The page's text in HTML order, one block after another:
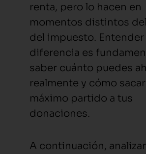
renta, pero lo hacen en
momentos distintos
del impuesto. Entender
diferencia es
saber cuánto puedes
realmente y cómo
máximo partido a tus
donaciones.
A continuación,